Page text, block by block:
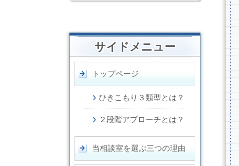
サイドメニュー
トップページ
ひきこもり３類型とは？
２段階アプローチとは？
当相談室を選ぶ三つの理由